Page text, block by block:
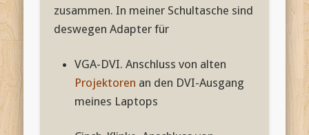
zusammen. In meiner Schultasche sind
deswegen Adapter für
VGA-DVI. Anschluss von alten
Projektoren an den DVI-Ausgang
meines Laptops